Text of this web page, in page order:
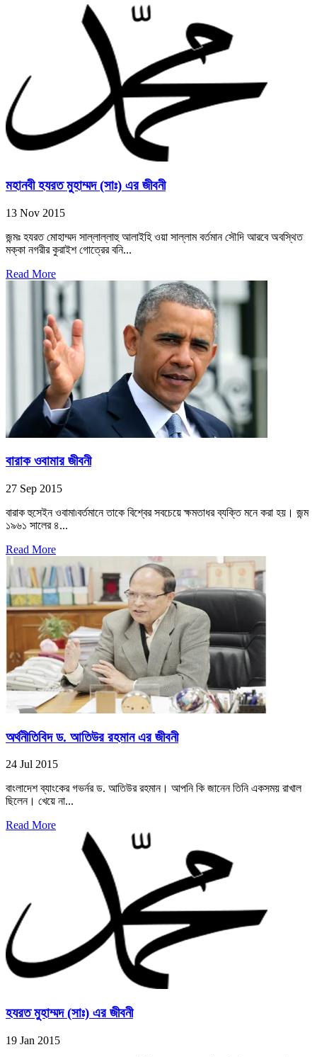
মহানবী হযরত মুহাম্মদ (সাঃ) এর জীবনী
13 Nov 2015
জন্মঃ হযরত মোহাম্মদ সাল্লাল্লাহু আলাইহি ওয়া সাল্লাম বর্তমান সৌদি আরবে অবস্থিত
মক্কা নগরীর কুরাইশ গোত্রের বনি...
Read More
বারাক ওবামার জীবনী
27 Sep 2015
বারাক হুসেইন ওবামা৷বর্তমানে তাকে বিশ্বের সবচেয়ে ক্ষমতাধর ব্যক্তি মনে করা হয়। জন্ম
১৯৬১ সালের ৪...
Read More
অর্থনীতিবিদ ড. আতিউর রহমান এর জীবনী
24 Jul 2015
বাংলাদেশ ব্যাংকের গভর্নর ড. আতিউর রহমান। আপনি কি জানেন তিনি একসময় রাখাল
ছিলেন। খেয়ে না...
Read More
হযরত মুহাম্মদ (সাঃ) এর জীবনী
19 Jan 2015